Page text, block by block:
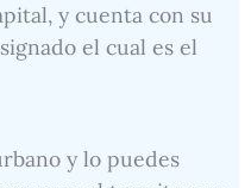
y cuenta con su
el cual es el
y lo puedes